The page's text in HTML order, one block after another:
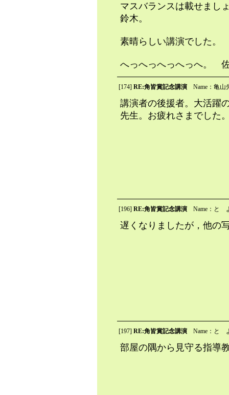
マスバランスは載せま
鈴木。
素晴らしい講演でした。
へっへっへっへっへ。
[174] RE:角皆賞記念講演 Name：亀山
講演者の後援者。大活躍
先生。お疲れさまでした
[196] RE:角皆賞記念講演 Name：と
遅くなりましたが，他の
[197] RE:角皆賞記念講演 Name：と
部屋の隅から見守る指導